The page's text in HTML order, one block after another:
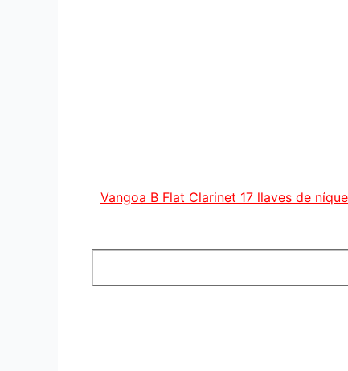
Vangoa B Flat Clarinet 17 llaves de